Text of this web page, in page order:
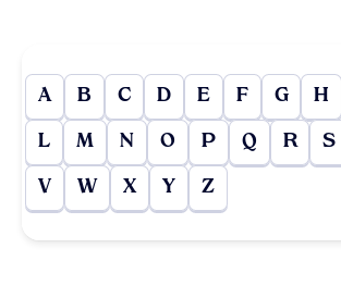
A B C D E F G H
L M N O P Q R S
V W X Y Z